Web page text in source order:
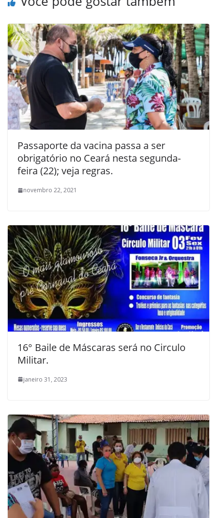
Passaporte da vacina passa a ser
obrigatório no Ceará nesta segunda-
feira (22); veja regras.
novembro 22, 2021
16° Baile de Máscaras será no Circulo
Militar.
janeiro 31, 2023